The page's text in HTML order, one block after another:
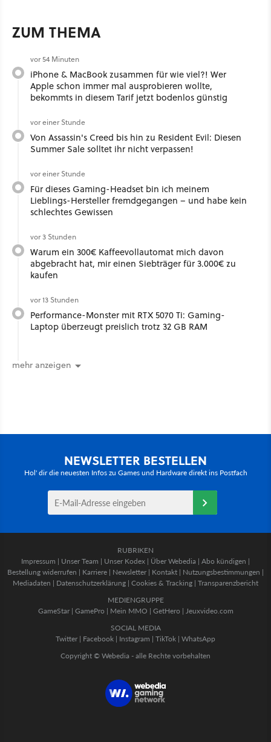
ZUM THEMA
vor 54 Minuten
iPhone & MacBook zusammen für wie viel?! Wer
Apple schon immer mal ausprobieren wollte,
bekommts in diesem Tarif jetzt bodenlos günstig
vor einer Stunde
Von Assassin's Creed bis hin zu Resident Evil: Diesen
Summer Sale solltet ihr nicht verpassen!
vor einer Stunde
Für dieses Gaming-Headset bin ich meinem
Lieblings-Hersteller fremdgegangen – und habe kein
schlechtes Gewissen
vor 3 Stunden
Warum ein 300€ Kaffeevollautomat mich davon
abgebracht hat, mir einen Siebträger für 3.000€ zu
kaufen
vor 13 Stunden
Performance-Monster mit RTX 5070 Ti: Gaming-
Laptop überzeugt preislich trotz 32 GB RAM
mehr anzeigen
NEWSLETTER BESTELLEN
Hol' dir die neuesten Infos zu Games und Hardware direkt ins Postfach
RUBRIKEN
Impressum | Unser Team | Unser Kodex | Über Webedia | Abo kündigen |
Bestellung widerrufen | Karriere | Newsletter | Kontakt | Nutzungsbestimmungen |
Mediadaten | Datenschutzerklärung | Cookies & Tracking | Transparenzbericht
MEDIENGRUPPE
GameStar| GamePro | Mein MMO | GetHero | Jeuxvideo.com
SOCIAL MEDIA
Twitter | Facebook | Instagram | TikTok | WhatsApp
Copyright © Webedia - alle Rechte vorbehalten